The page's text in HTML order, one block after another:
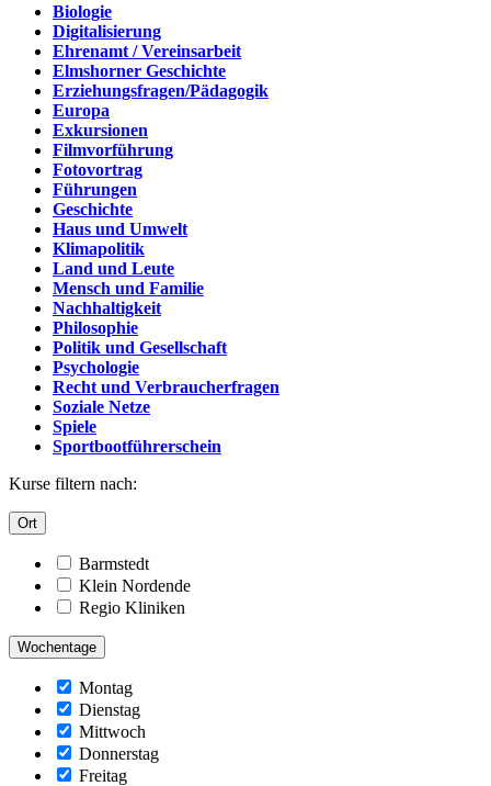
Biologie
Digitalisierung
Ehrenamt / Vereinsarbeit
Elmshorner Geschichte
Erziehungsfragen/Pädagogik
Europa
Exkursionen
Filmvorführung
Fotovortrag
Führungen
Geschichte
Haus und Umwelt
Klimapolitik
Land und Leute
Mensch und Familie
Nachhaltigkeit
Philosophie
Politik und Gesellschaft
Psychologie
Recht und Verbraucherfragen
Soziale Netze
Spiele
Sportbootführerschein
Kurse filtern nach:
Ort
Barmstedt
Klein Nordende
Regio Kliniken
Wochentage
Montag
Dienstag
Mittwoch
Donnerstag
Freitag